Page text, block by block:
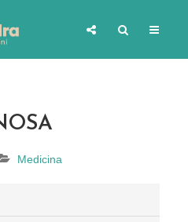
Medicina